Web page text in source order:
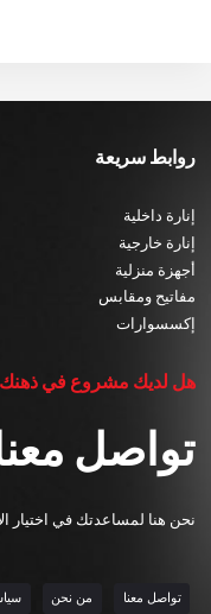
روابط سريعة
إنارة داخلية
إنارة خارجية
أجهزة منزلية
مفاتيح ومقابس
إكسسوارات
هل لديك مشروع في
تواصل
نحن هنا لمساعدتك في اختيار
تواصل معنا من نحن